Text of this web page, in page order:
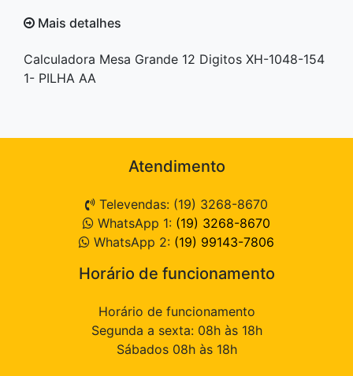
Mais detalhes
Calculadora Mesa Grande 12 Digitos XH-1048-154
1- PILHA AA
Atendimento
Televendas: (19) 3268-8670
WhatsApp 1: (19) 3268-8670
WhatsApp 2: (19) 99143-7806
Horário de funcionamento
Horário de funcionamento
Segunda a sexta: 08h às 18h
Sábados 08h às 18h